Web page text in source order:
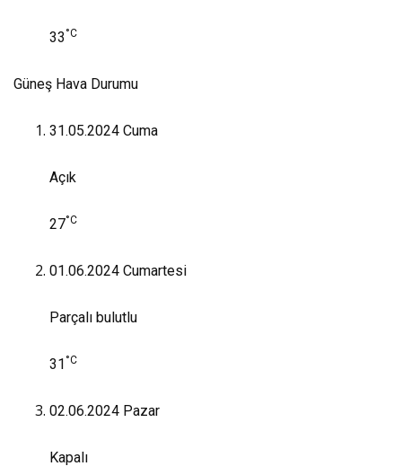
33 °C
Güneş Hava Durumu
31.05.2024 Cuma
Açık
27°C
01.06.2024 Cumartesi
Parçalı bulutlu
31 °C
02.06.2024 Pazar
Kapalı